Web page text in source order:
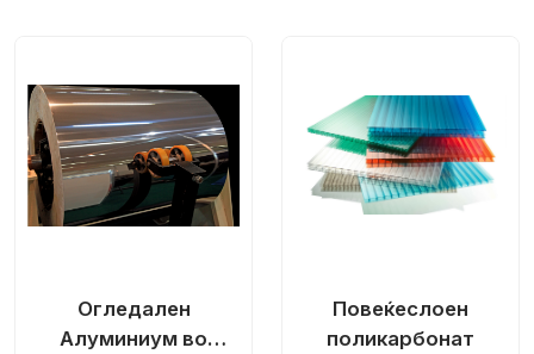
Огледален
Алуминиум во
Повеќеслоен
поликарбонат